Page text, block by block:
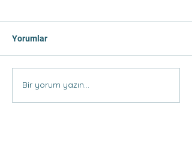
Tercihte Yapılan Hatalar
Yorumlar
Bir yorum yazın...